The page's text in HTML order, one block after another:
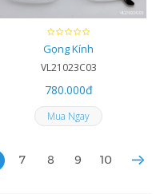
Gọng Kính
VL21023C03
780.000đ
Mua Ngay
7 8 9 10